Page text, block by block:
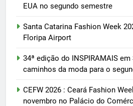
EUA no segundo semestre
Santa Catarina Fashion Week
Floripa Airport
34ª edição do INSPIRAMAIS
caminhos da moda para o
CEFW 2026 : Ceará Fashion
novembro no Palácio do